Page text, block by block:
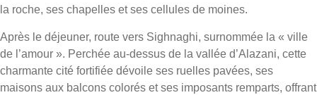
la roche, ses chapelles et ses cellules de moines.
Après le déjeuner, route vers Sighnaghi, surnommée la « ville
de l’amour ». Perchée au-dessus de la vallée d’Alazani, cette
charmante cité fortifiée dévoile ses ruelles pavées, ses
maisons aux balcons colorés et ses imposants remparts, offrant